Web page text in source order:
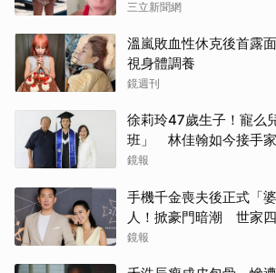
三立新聞網
溫嵐敗血性休克後首露
視身體調養
鏡週刊
徐莉玲47歲生子！寵么
班」 林佳翰如今接手
鏡報
手機千金喪夫後正式「
人！掀豪門暗潮 世家
只是一個年輕人
鏡報